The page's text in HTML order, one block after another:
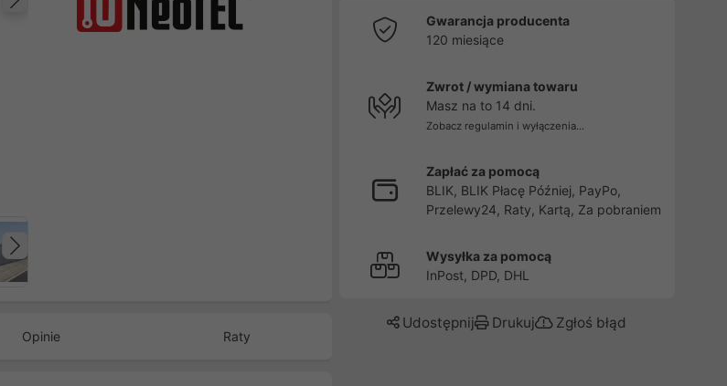
Następny
Następny
Opinie Raty
Gwarancja producenta
120 miesiące
Zwrot / wymiana towaru
Masz na to 14 dni.
Zobacz regulamin i wyłączenia...
Zapłać za pomocą
BLIK, BLIK Płacę Później, PayPo,
Przelewy24, Raty, Kartą, Za pobraniem
Wysyłka za pomocą
InPost, DPD, DHL
Udostępnij Drukuj Zgłoś błąd